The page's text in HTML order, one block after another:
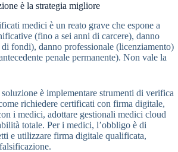
è la strategia migliore
medici è un reato grave che espone a
(fino a sei anni di carcere), danno
fondi), danno professionale (licenziamento)
penale permanente). Non vale la
è implementare strumenti di verifica
richiedere certificati con firma digitale,
i medici, adottare gestionali medici cloud
totale. Per i medici, l’obbligo è di
e utilizzare firma digitale qualificata,